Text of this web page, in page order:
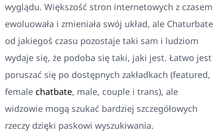
wyglądu. Większość stron internetowych z czasem
ewoluowała i zmieniała swój układ, ale Chaturbate
od jakiegoś czasu pozostaje taki sam i ludziom
wydaje się, że podoba się taki, jaki jest. Łatwo jest
poruszać się po dostępnych zakładkach (featured,
female chatbate, male, couple i trans), ale
widzowie mogą szukać bardziej szczegółowych
rzeczy dzięki paskowi wyszukiwania.